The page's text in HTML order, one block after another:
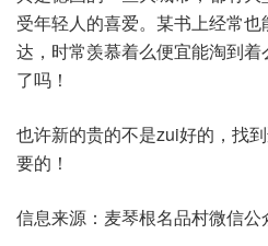
受年轻人的喜爱。某书上经常
达，时常羡慕着么便宜能淘到
了吗！
也许新的贵的不是zui好的，找
要的！
信息来源：麦琴根名品村微信公